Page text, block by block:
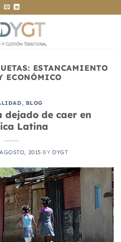
ESTANCAMIENTO
ECONÓMICO
, BLOG
dejado de caer en
Latina
2015 BY DYGT